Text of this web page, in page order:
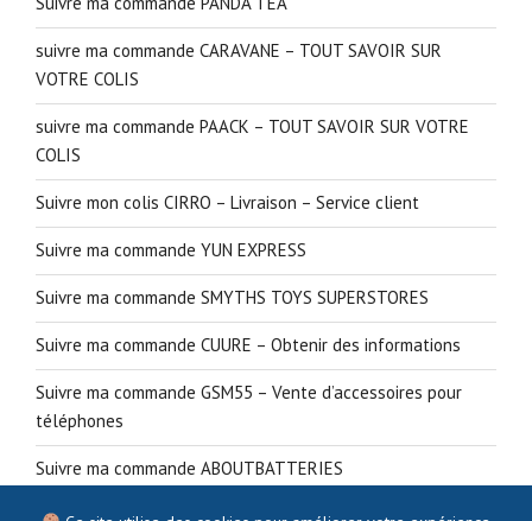
suivre ma commande CARAVANE – TOUT SAVOIR SUR
VOTRE COLIS
suivre ma commande PAACK – TOUT SAVOIR SUR VOTRE
COLIS
Suivre mon colis CIRRO – Livraison – Service client
Suivre ma commande YUN EXPRESS
Suivre ma commande SMYTHS TOYS SUPERSTORES
Suivre ma commande CUURE – Obtenir des informations
Suivre ma commande GSM55 – Vente d’accessoires pour
téléphones
Suivre ma commande ABOUTBATTERIES